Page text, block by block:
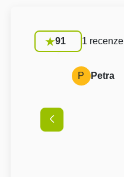
91 1 recenze
P Petra